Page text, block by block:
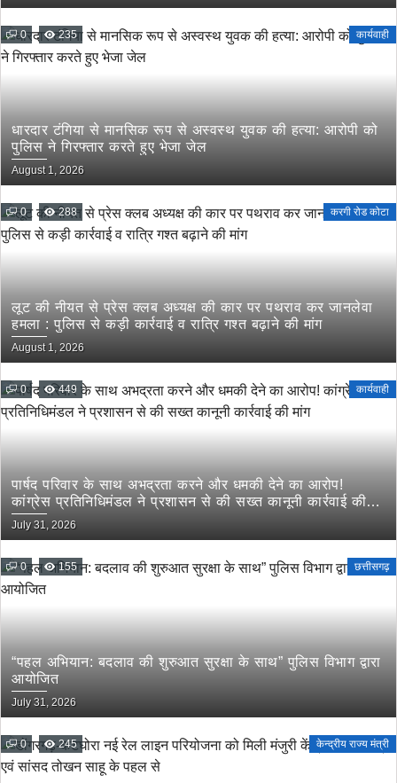
0 235 कार्यवाही
धारदार टंगिया से मानसिक रूप से अस्वस्थ युवक की हत्या: आरोपी को
पुलिस ने गिरफ्तार करते हुए भेजा जेल
August 1, 2026
0 288 करगी रोड कोटा
लूट की नीयत से प्रेस क्लब अध्यक्ष की कार पर पथराव कर जानलेवा
हमला : पुलिस से कड़ी कार्रवाई व रात्रि गश्त बढ़ाने की मांग
August 1, 2026
0 449 कार्यवाही
पार्षद परिवार के साथ अभद्रता करने और धमकी देने का आरोप!
कांग्रेस प्रतिनिधिमंडल ने प्रशासन से की सख्त कानूनी कार्रवाई की
मांग
July 31, 2026
0 155 छत्तीसगढ़
“पहल अभियान: बदलाव की शुरुआत सुरक्षा के साथ” पुलिस विभाग द्वारा
आयोजित
July 31, 2026
0 245 केन्द्रीय राज्य मंत्री